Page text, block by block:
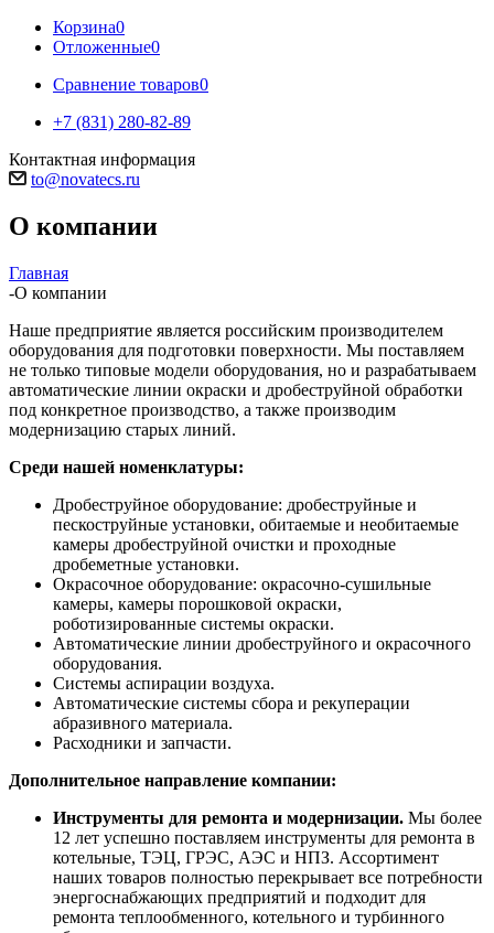
Корзина0
Отложенные0
Сравнение товаров0
+7 (831) 280-82-89
Контактная информация
to@novatecs.ru
О компании
Главная
-О компании
Наше предприятие является российским производителем
оборудования для подготовки поверхности. Мы поставляем
не только типовые модели оборудования, но и разрабатываем
автоматические линии окраски и дробеструйной обработки
под конкретное производство, а также производим
модернизацию старых линий.
Среди нашей номенклатуры:
Дробеструйное оборудование: дробеструйные и
пескоструйные установки, обитаемые и необитаемые
камеры дробеструйной очистки и проходные
дробеметные установки.
Окрасочное оборудование: окрасочно-сушильные
камеры, камеры порошковой окраски,
роботизированные системы окраски.
Автоматические линии дробеструйного и окрасочного
оборудования.
Системы аспирации воздуха.
Автоматические системы сбора и рекуперации
абразивного материала.
Расходники и запчасти.
Дополнительное направление компании:
Инструменты для ремонта и модернизации. Мы более
12 лет успешно поставляем инструменты для ремонта в
котельные, ТЭЦ, ГРЭС, АЭС и НПЗ. Ассортимент
наших товаров полностью перекрывает все потребности
энергоснабжающих предприятий и подходит для
ремонта теплообменного, котельного и турбинного